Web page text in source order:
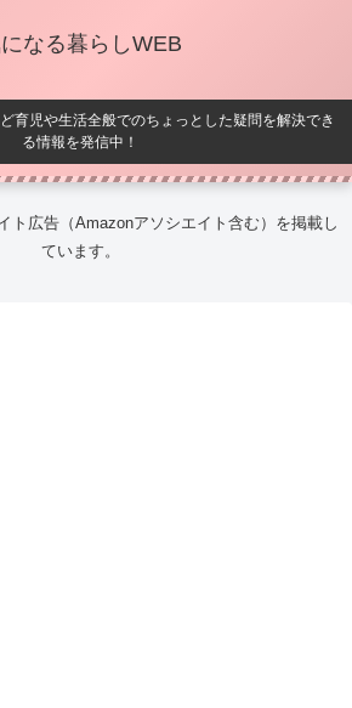
なる暮らしWEB
育児や生活全般でのちょっとした疑問を解決でき
る情報を発信中！
ト広告（Amazonアソシエイト含む）を掲載し
ています。